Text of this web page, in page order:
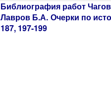
Библиография работ
Лавров Б.А. Очерки по
187, 197-199